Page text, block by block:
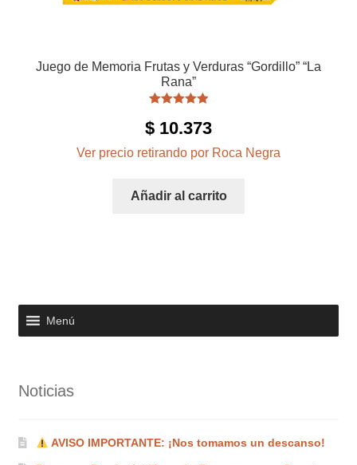
Juego de Memoria Frutas y Verduras “Gordillo” “La
Rana”
5.00de 5
$ 10.373
Ver precio retirando por Roca Negra
Añadir al carrito
Menú
Noticias
AVISO IMPORTANTE: ¡Nos tomamos un descanso!